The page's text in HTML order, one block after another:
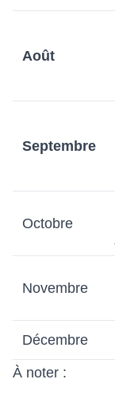
Août
Septembre
Octobre
Novembre
Décembre
À noter :